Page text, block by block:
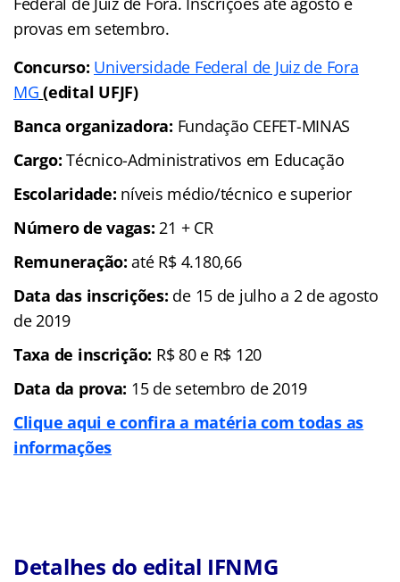
provas em setembro.
Concurso: Universidade Federal de Juiz de Fora
MG (edital UFJF)
Banca organizadora: Fundação CEFET-MINAS
Cargo: Técnico-Administrativos em Educação
Escolaridade: níveis médio/técnico e superior
Número de vagas: 21 + CR
Remuneração: até R$ 4.180,66
Data das inscrições: de 15 de julho a 2 de agosto
de 2019
Taxa de inscrição: R$ 80 e R$ 120
Data da prova: 15 de setembro de 2019
Clique aqui e confira a matéria com todas as
informações
Detalhes do edital IFNMG